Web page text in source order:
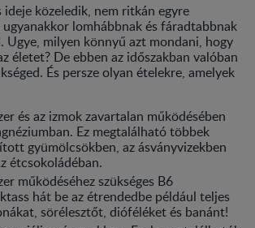
ideje közeledik, nem ritkán egyre
ugyanakkor lomhábbnak és fáradtabbnak
Ugye, milyen könnyű azt mondani, hogy
életet? De ebben az időszakban valóban
És persze olyan ételekre, amelyek
és az izmok zavartalan működésében
Ez megtalálható többek
gyümölcsökben, az ásványvizekben
étcsokoládéban.
működéséhez szükséges B6
hát be az étrendedbe például teljes
sörélesztőt, dióféléket és banánt!